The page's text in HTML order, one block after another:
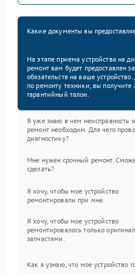
Какие документы вы
На этапе приема устройства на
ремонт вам будет предоставлен
обязательств на ваше
по ремонту техники, вы
гарантийный талон.
Я уже знаю в чем неисправность
ремонт необходим. Для чего
диагностику?
Мне нужен срочный ремонт.
сделать?
Я хочу, чтобы мое устройство
ремонтировали при мне.
Я хочу, чтобы мое устройство
ремонтировалось только
запчастями.
Как я узнаю, что мое устройство